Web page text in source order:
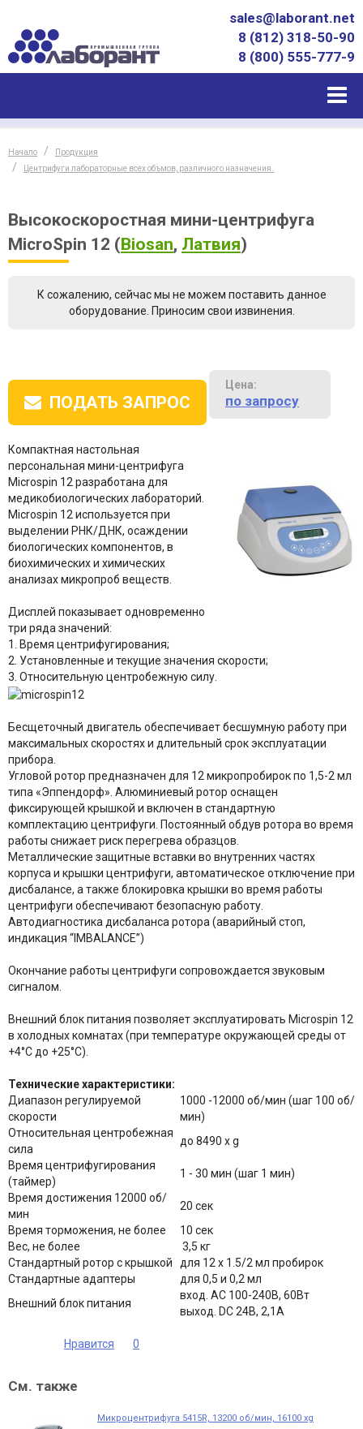
sales@laborant.net
8 (812) 318-50-90
8 (800) 555-777-9
Начало
Продукция
Центрифуги лабораторные всех объмов, различного назначения.
Высокоскоростная мини-центрифуга
MicroSpin 12 (Biosan, Латвия)
К сожалению, сейчас мы не можем поставить данное
оборудование. Приносим свои извинения.
ПОДАТЬ ЗАПРОС
Цена:
по запросу
Компактная настольная
персональная мини-центрифуга
Microspin 12 разработана для
медикобиологических лабораторий.
Microspin 12 используется при
выделении РНК/ДНК, осаждении
биологических компонентов, в
биохимических и химических
анализах микропроб веществ.
Дисплей показывает одновременно
три ряда значений:
1. Время центрифугирования;
2. Установленные и текущие значения скорости;
3. Относительную центробежную силу.
Бесщеточный двигатель обеспечивает бесшумную работу при
максимальных скоростях и длительный срок эксплуатации
прибора.
Угловой ротор предназначен для 12 микропробирок по 1,5-2 мл
типа «Эппендорф». Алюминиевый ротор оснащен
фиксирующей крышкой и включен в стандартную
комплектацию центрифуги. Постоянный обдув ротора во время
работы снижает риск перегрева образцов.
Металлические защитные вставки во внутренних частях
корпуса и крышки центрифуги, автоматическое отключение при
дисбалансе, а также блокировка крышки во время работы
центрифуги обеспечивают безопасную работу.
Автодиагностика дисбаланса ротора (аварийный стоп,
индикация “IMBALANCE”)
Окончание работы центрифуги сопровождается звуковым
сигналом.
Внешний блок питания позволяет эксплуатировать Microspin 12
в холодных комнатах (при температуре окружающей среды от
+4°С до +25°С).
Технические характеристики:
Диапазон регулируемой
скорости
1000 -12000 об/мин (шаг 100 об/
мин)
Относительная центробежная
сила
до 8490 х g
Время центрифугирования
(таймер)
1 - 30 мин (шаг 1 мин)
Время достижения 12000 об/
мин
20 сек
Время торможения, не более
10 сек
Вес, не более
3,5 кг
Стандартный ротор с крышкой
для 12 х 1.5/2 мл пробирок
Стандартные адаптеры
для 0,5 и 0,2 мл
Внешний блок питания
вход. AC 100-240В, 60Вт
выход. DC 24В, 2,1А
Нравится 0
См. также
Микроцентрифуга 5415R, 13200 об/мин, 16100 xg